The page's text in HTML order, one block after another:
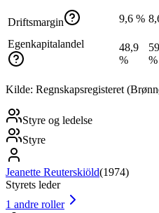
Driftsmargin 9,6 %
Egenkapitalandel
48,9
%
%
Kilde: Regnskapsregisteret
Styre og ledelse
Styre
Jeanette Reuterskiöld(1974)
Styrets leder
1 andre roller